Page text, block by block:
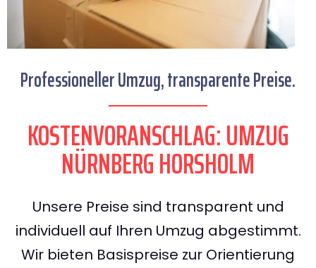
Professioneller Umzug, transparente Preise.
KOSTENVORANSCHLAG: UMZUG
NÜRNBERG HORSHOLM
Unsere Preise sind transparent und
individuell auf Ihren Umzug abgestimmt.
Wir bieten Basispreise zur Orientierung